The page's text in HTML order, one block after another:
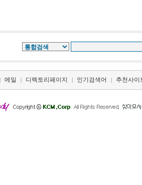
| 메일 | 디렉토리페이지 | 인기검색어 | 추천사이